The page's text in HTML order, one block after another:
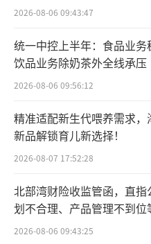
销售费用确实以不小
3%；2023年，敷尔佳
比增长36.44%。另根
—2022年，敷尔佳销
2.64亿元、3.90亿元。
美妆资深评论人
云虎表示：“敷尔
因，是当前的商业竞
和低价竞争导致成本
所曾出具“保留意见”
2026-08-06 09:43:47
统一中控上半年：食品业务
饮品业务除奶茶外全线承压
2026-08-06 09:56:12
精准适配新生代喂养需求，
新品解锁育儿新选择！
2026-08-07 17:52:28
北部湾财险收监管函，直指
划不合理、产品管理不到
点”
2026-08-06 09:43:25